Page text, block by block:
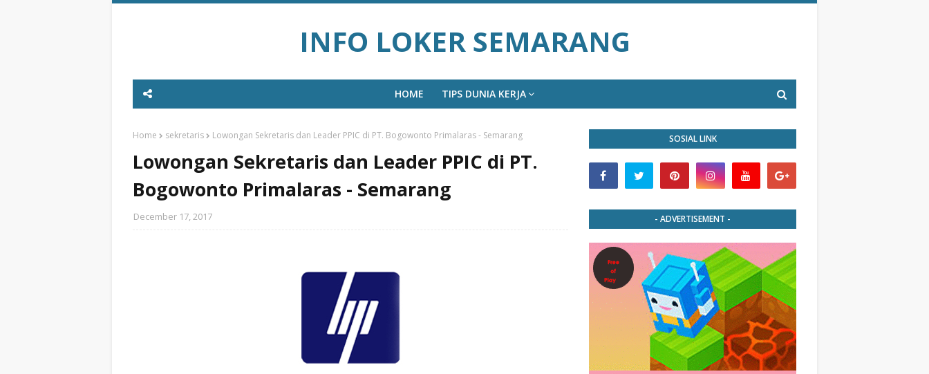
INFO LOKER SEMARANG
HOME TIPS DUNIA KERJA
Home sekretaris Lowongan Sekretaris dan Leader PPIC di PT. Bogowonto Primalaras - Semarang
Lowongan Sekretaris dan Leader PPIC di PT.
Bogowonto Primalaras - Semarang
December 17, 2017
SOSIAL LINK
- ADVERTISEMENT -